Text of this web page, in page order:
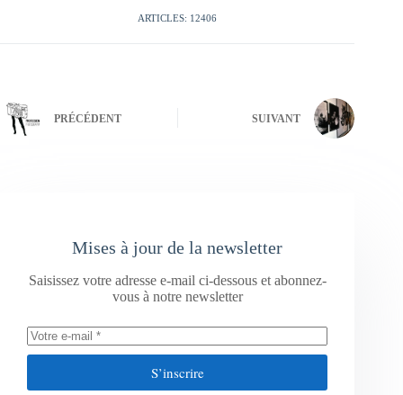
ARTICLES: 12406
PRÉCÉDENT SUIVANT
Mises à jour de la newsletter
Saisissez votre adresse e-mail ci-dessous et abonnez-
vous à notre newsletter
S’inscrire